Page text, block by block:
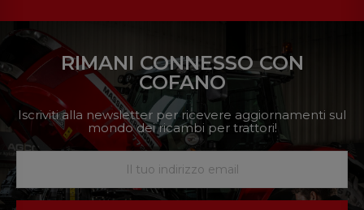
RIMANI CONNESSO CON
COFANO
Iscriviti alla newsletter per ricevere aggiornamenti sul
mondo dei ricambi per trattori!